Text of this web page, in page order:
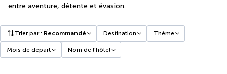
entre aventure, détente et évasion.
Trier par: Recommandé Destination Thème
Mois de départ Nom de l'hôtel